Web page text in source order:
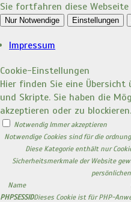
Sie fortfahren diese
Nur Notwendige Einstellungen
Impressum
Cookie-Einstellungen
Hier finden Sie eine Übersicht
und Skripte. Sie haben die
akzeptieren oder zu blockieren.
Notwendig Immer akzeptieren
Notwendige Cookies sind für die
Diese Kategorie enthält nur
Sicherheitsmerkmale der Website
Name
PHPSESSIDDieses Cookie ist für PHP-